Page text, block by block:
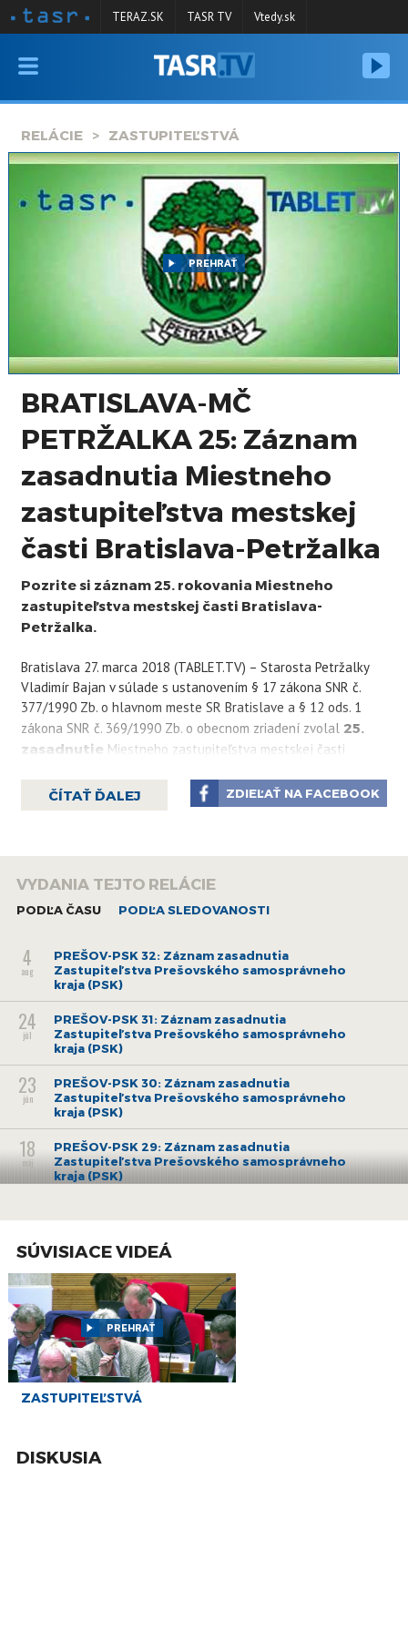
VYSIELANIE
SPRAVODAJSTVO
KONTAKT
TERAZ.SK TASR TV Vtedy.sk
RELÁCIE ZASTUPITEĽSTVÁ
PREHRAŤ
BRATISLAVA-MČ
PETRŽALKA 25: Záznam
zasadnutia Miestneho
zastupiteľstva mestskej
časti Bratislava-Petržalka
Pozrite si záznam 25. rokovania Miestneho
zastupiteľstva mestskej časti Bratislava-
Petržalka.
Bratislava 27. marca 2018 (TABLET.TV) – Starosta Petržalky
Vladimír Bajan v súlade s ustanovením § 17 zákona SNR č.
377/1990 Zb. o hlavnom meste SR Bratislave a § 12 ods. 1
zákona SNR č. 369/1990 Zb. o obecnom zriadení zvolal 25.
zasadnutie Miestneho zastupiteľstva mestskej časti
9:00 hod.do kongresovej sály Technopolservices,
Kutlíkova č. 17, Bratislava.
ČÍTAŤ ĎALEJ ZDIEĽAŤ NA FACEBOOK
VYDANIA TEJTO RELÁCIE
PODĽA ČASU PODĽA SLEDOVANOSTI
4
aug
PREŠOV-PSK 32: Záznam zasadnutia
Zastupiteľstva Prešovského samosprávneho
kraja (PSK)
24
júl
PREŠOV-PSK 31: Záznam zasadnutia
Zastupiteľstva Prešovského samosprávneho
kraja (PSK)
23
jún
PREŠOV-PSK 30: Záznam zasadnutia
Zastupiteľstva Prešovského samosprávneho
kraja (PSK)
18
máj
PREŠOV-PSK 29: Záznam zasadnutia
Zastupiteľstva Prešovského samosprávneho
kraja (PSK)
Zastupiteľstva Prešovského samosprávneho
9
feb
PREŠOV-PSK 27: Záznam zasadnutia
Zastupiteľstva Prešovského samosprávneho
kraja (PSK)
8
dec
PREŠOV-PSK 26: Záznam zasadnutia
Zastupiteľstva Prešovského samosprávneho
kraja (PSK)
18
PREŠOV-PSK 25: Záznam zasadnutia
13
PREŠOV-PSK 24: Záznam zasadnutia
SÚVISIACE VIDEÁ
PREHRAŤ
ZASTUPITEĽSTVÁ
DISKUSIA